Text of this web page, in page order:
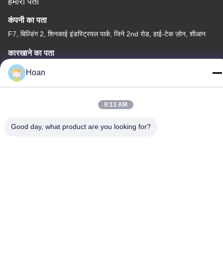
कंपनी का पता
F7, बिल्डिंग 2, शिनकाई इंडस्ट्रियल पार्क, जिने 2nd रोड, हाई-टेक ज़ोन, शीआन
कारखाने का पता
F7, बिल्डिंग 2, शिनकाई इंडस्ट्रियल पार्क, जिने 2nd रोड, हाई-टेक ज़ोन, शीआन
टेलीफोन
Hoan
9:13 AM
Good day, what product are you looking for?